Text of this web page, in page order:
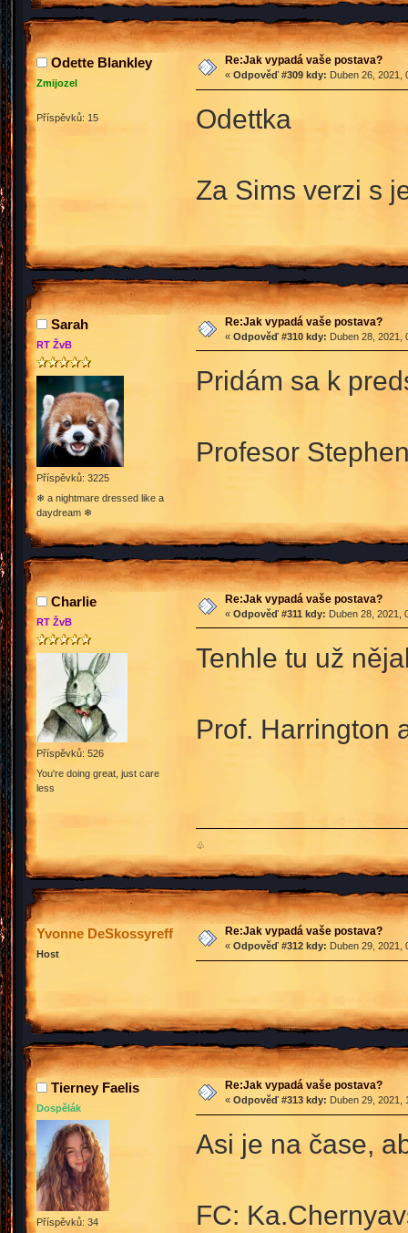
Odette Blankley
Zmijozel
Příspěvků: 15
Re:Jak vypadá vaše postava?
« Odpověď #309 kdy: Duben 26, 2021,
Odettka
Za Sims verzi s
Sarah
RT ŽvB
Příspěvků: 3225
❄ a nightmare dressed like a
daydream ❄
Re:Jak vypadá vaše postava?
« Odpověď #310 kdy: Duben 28, 2021,
Pridám sa k
Profesor
Charlie
RT ŽvB
Příspěvků: 526
You're doing great, just care
less
Re:Jak vypadá vaše postava?
« Odpověď #311 kdy: Duben 28, 2021,
Tenhle tu už
Prof. Harrington
♧
Yvonne DeSkossyreff
Host
Re:Jak vypadá vaše postava?
« Odpověď #312 kdy: Duben 29, 2021,
Tierney Faelis
Dospělák
Příspěvků: 34
Re:Jak vypadá vaše postava?
« Odpověď #313 kdy: Duben 29, 2021,
Asi je na čase,
FC: